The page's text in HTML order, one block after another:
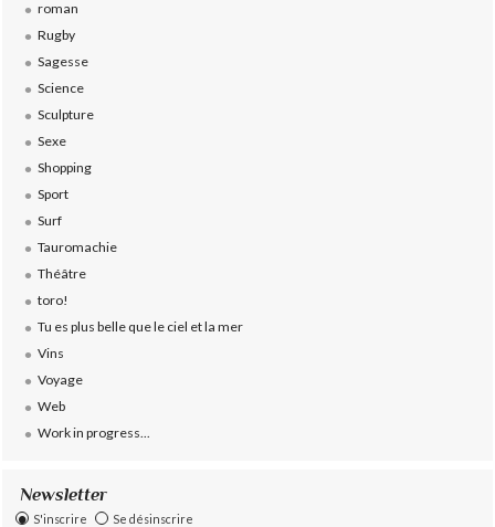
roman
Rugby
Sagesse
Science
Sculpture
Sexe
Shopping
Sport
Surf
Tauromachie
Théâtre
toro!
Tu es plus belle que le ciel et la mer
Vins
Voyage
Web
Work in progress...
Newsletter
S'inscrire Se désinscrire